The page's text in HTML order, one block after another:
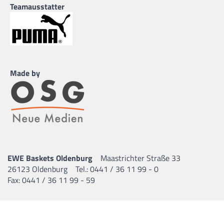
Teamausstatter
Made by
EWE Baskets Oldenburg
Maastrichter Straße 33
26123 Oldenburg
Tel.: 0441 / 36 11 99 - 0
Fax: 0441 / 36 11 99 - 59